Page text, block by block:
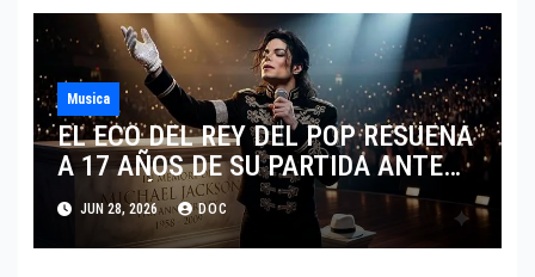
Musica
EL ECO DEL REY DEL POP RESUENA
A 17 AÑOS DE SU PARTIDA ANTE
EL FENÓMENO DE SU BIOPIC EN
2026
JUN 28, 2026 DOC